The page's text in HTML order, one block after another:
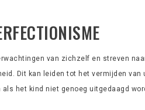
van zichzelf en streven
Dit kan leiden tot het vermijden van
het kind niet genoeg uitgedaagd